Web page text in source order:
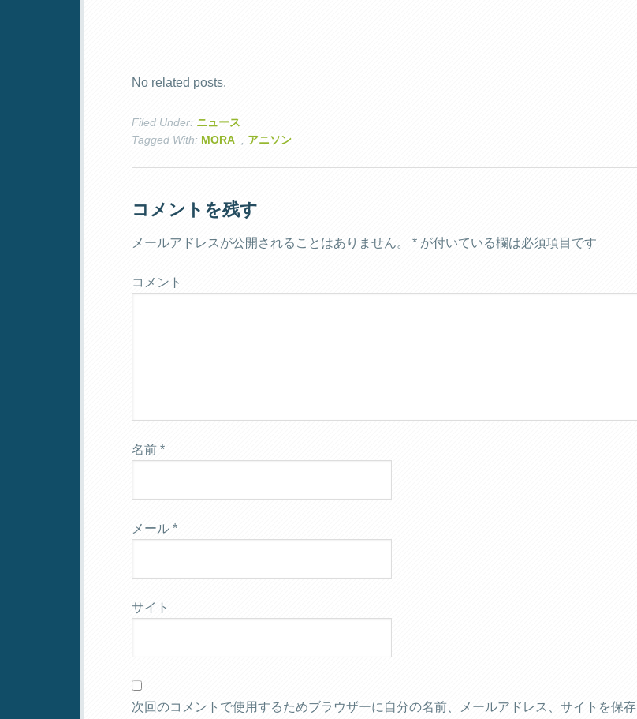
No related posts.
Filed Under: ニュース
Tagged With: MORA アニソン
コメントを残す
メールアドレスが公開されることはありません。 * が付いている欄は必須項目です
コメント
名前 *
メール *
サイト
次回のコメントで使用するためブラウザーに自分の名前、メールアドレス、サイトを保存